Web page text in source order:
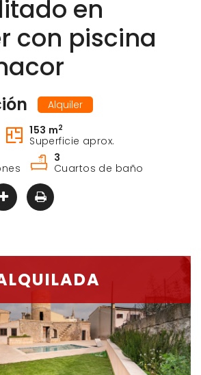
en
con piscina
Alquiler
153 m2
Superficie aprox.
3
Cuartos de baño